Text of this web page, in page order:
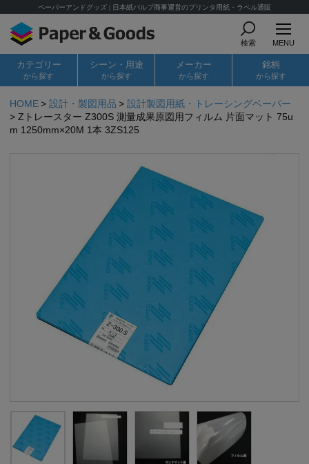
ペーパーアンドグッズ | 日本紙パルプ商事運営のプリンタ用紙・ラベル通販
検索 MENU
カテゴリー
から探す
シーン・用途
から探す
メーカー
から探す
銘柄
から探す
HOME 設計・製図用品
設計製図用紙・トレーシングペーパー
Zトレースター Z300S 測量成果原図用フィルム 片面マット 75u
m 1250mm×20M 1本 3ZS125